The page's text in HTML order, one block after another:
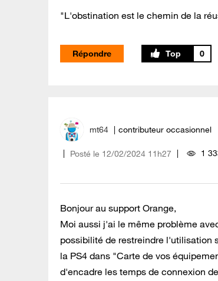
"L'obstination est le chemin de la
Répondre 0
mt64 contributeur occasionnel
Posté le ‎12/02/2024 11h27 1
Bonjour au support Orange,
Moi aussi j'ai le même problème
possibilité de restreindre l'utilisation
la PS4 dans "Carte de vos
d'encadre les temps de connexion